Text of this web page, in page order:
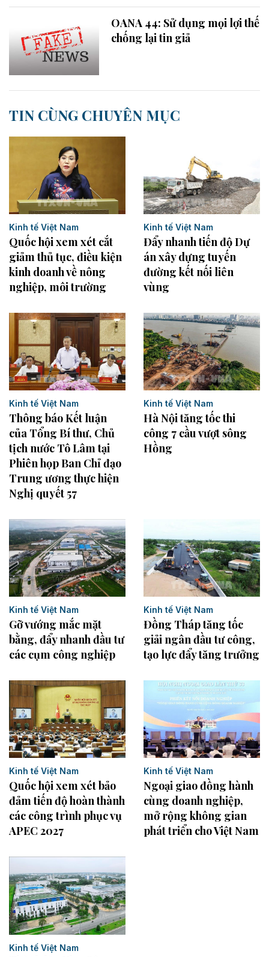
OANA 44: Sử dụng mọi lợi thế
chống lại tin giả
TIN CÙNG CHUYÊN MỤC
Kinh tế Việt Nam
Quốc hội xem xét cắt
giảm thủ tục, điều kiện
kinh doanh về nông
nghiệp, môi trường
Kinh tế Việt Nam
Đẩy nhanh tiến độ Dự
án xây dựng tuyến
đường kết nối liên
vùng
Kinh tế Việt Nam
Thông báo Kết luận
của Tổng Bí thư, Chủ
tịch nước Tô Lâm tại
Phiên họp Ban Chỉ đạo
Trung ương thực hiện
Nghị quyết 57
Kinh tế Việt Nam
Hà Nội tăng tốc thi
công 7 cầu vượt sông
Hồng
Kinh tế Việt Nam
Gỡ vướng mắc mặt
bằng, đẩy nhanh đầu tư
các cụm công nghiệp
Kinh tế Việt Nam
Đồng Tháp tăng tốc
giải ngân đầu tư công,
tạo lực đẩy tăng trưởng
Kinh tế Việt Nam
Quốc hội xem xét bảo
đảm tiến độ hoàn thành
các công trình phục vụ
APEC 2027
Kinh tế Việt Nam
Ngoại giao đồng hành
cùng doanh nghiệp,
mở rộng không gian
phát triển cho Việt Nam
Kinh tế Việt Nam